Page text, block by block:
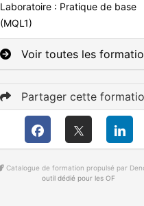
Laboratoire : Pratique de base
(MQL1)
Voir toutes les
Partager cette
Catalogue de formation propulsé par
outil dédié pour les OF